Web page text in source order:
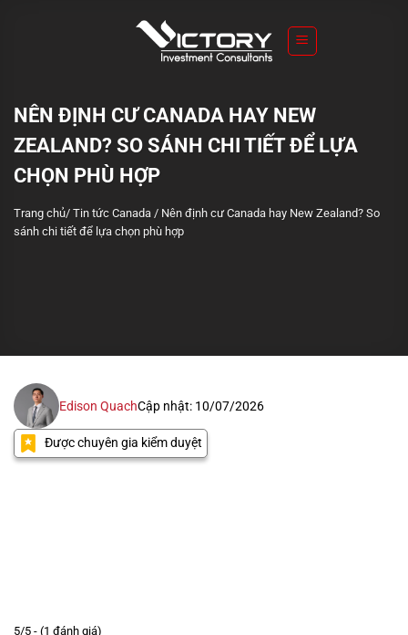
NÊN ĐỊNH CƯ CANADA HAY NEW
ZEALAND? SO SÁNH CHI TIẾT ĐỂ LỰA
CHỌN PHÙ HỢP
Trang chủ/ Tin tức Canada / Nên định cư Canada hay New Zealand? So
sánh chi tiết để lựa chọn phù hợp
Edison QuachCập nhật: 10/07/2026
Được chuyên gia kiểm duyệt
5/5 - (1 đánh giá)